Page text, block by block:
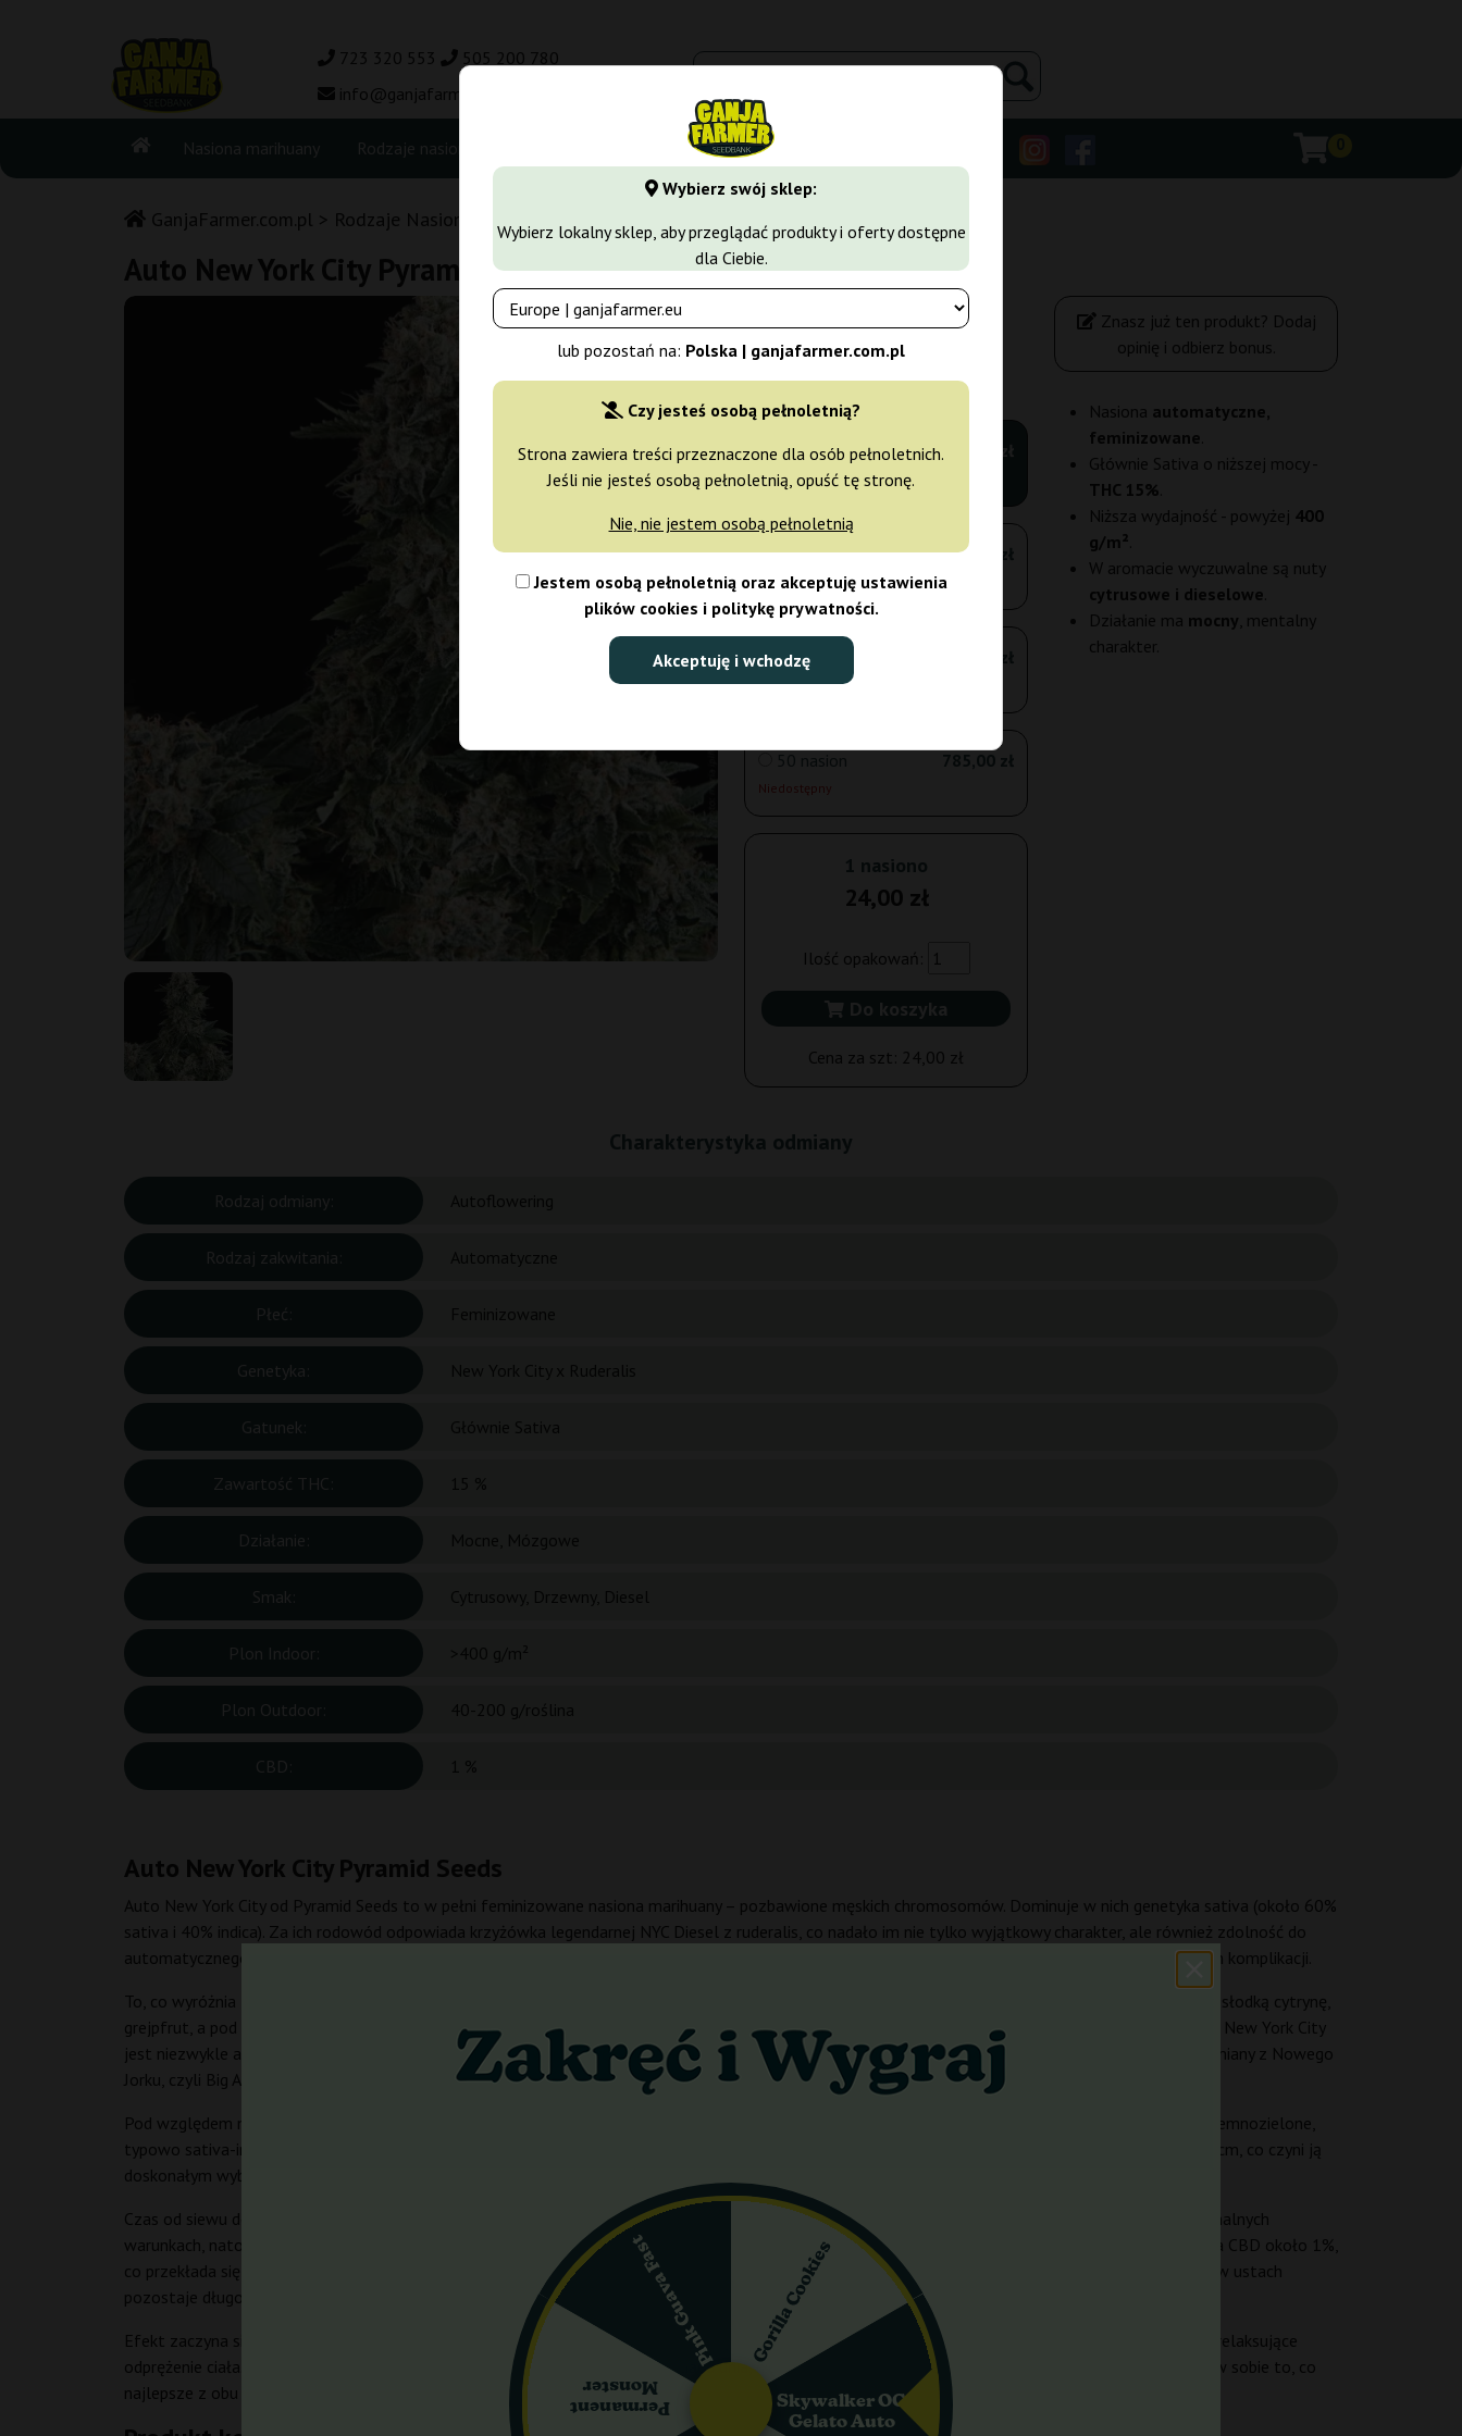
Wybierz swój sklep:
Wybierz lokalny sklep, aby przeglądać produkty i oferty dostępne
dla Ciebie.
lub pozostań na: Polska | ganjafarmer.com.pl
Czy jesteś osobą pełnoletnią?
Strona zawiera treści przeznaczone dla osób pełnoletnich.
Jeśli nie jesteś osobą pełnoletnią, opuść tę stronę.
Nie, nie jestem osobą pełnoletnią
Jestem osobą pełnoletnią oraz akceptuję ustawienia
plików cookies i politykę prywatności.
Akceptuję i wchodzę
723 320 553
505 200 780
info@ganjafarmer.com.pl
Nasiona marihuany Rodzaje nasion Odmiany marihuany
GanjaFarmer.com.pl Rodzaje Nasion Marihuany Auto New York City
Auto New York City Pyramid Seeds
Pyramid Seeds
1 nasiono
Wysyłka 3-7 dni
24,00 zł
3 nasiona
Wysyłka 3-7 dni
59,00 zł
5 nasion
Wysyłka 3-7 dni
98,00 zł
50 nasion
Niedostępny
785,00 zł
1 nasiono
24,00 zł
Ilość opakowań:
Do koszyka
Cena za szt: 24,00 zł
Znasz już ten produkt? Dodaj
opinię i odbierz bonus.
Nasiona automatyczne,
feminizowane
Głównie Sativa o niższej mocy -
THC 15%
Niższa wydajność - powyżej 400
g/m²
W aromacie wyczuwalne są nuty
cytrusowe i dieselowe
Działanie ma mocny , mentalny
charakter.
Charakterystyka odmiany
Rodzaj odmiany:
Rodzaj zakwitania:
Płeć:
Genetyka:
Gatunek:
Zawartość THC:
Działanie:
Smak:
Plon Indoor:
Plon Outdoor:
CBD:
Auto New York City Pyramid Seeds
Auto New York City od Pyramid Seeds to w pełni feminizowane nasiona marihuany – pozbawione męskich chromosomów. Dominuje w nich genetyka sativa (około 60%
sativa i 40% indica). Za ich rodowód odpowiada krzyżówka legendarnej NYC Diesel z ruderalis, co nadało im nie tylko wyjątkowy charakter, ale również zdolność do
automatycznego kwitnienia niezależnie od cyklu świetlnego. To sprawia, że jest to szczep idealny dla tych, którzy chcą uprawiać cannabis bez zbędnych komplikacji.
To, co wyróżnia tę odmianę spośród innych autoflower, to przede wszystkim jej intensywny, wielowymiarowy profil aromatyczny. Można w nim wyczuć słodką cytrynę,
grejpfrut, a pod spodem ostrą, paliwową nutę, która jest znakiem rozpoznawczym Diesel, oraz delikatne tony drzewne. Ta mieszanka sprawia, że Auto New York City
jest niezwykle atrakcyjna dla koneserów poszukujących wyrazistych, niebanalnych doznań smakowych. Nutą cytrusów i diesla przypomina kultowe odmiany z Nowego
Jorku, czyli Big Apple.
Pod względem morfologii rośliny charakteryzują się zwartym, krzaczastym pokrojem z silnym centralnym topem i krótkimi międzywęźlami. Liście są ciemnozielone,
typowo sativa-indica, a kwiaty formują się w gęste, zbite struktury pokryte obfitą warstwą żywicy. W uprawie indoor wysokość waha się od 60 do 100 cm, co czyni ją
doskonałym wyborem do małych boxów i grow tentów. W outdoor rośliny są nieco wyższe, osiągając maksymalnie 120 cm.
Czas od siewu do zbioru wynosi około 70–80 dni, co pozwala na uzyskanie nawet 2–3 cykli w sezonie. Plony indoor sięgają 400–500 g/m² przy optymalnych
warunkach, natomiast outdoor z jednej rośliny można zebrać około 40–200 g. Zawartość THC wynosi około 15% w zależności od warunków uprawy, a CBD około 1%,
co przekłada się na mocne, mózgowe działanie. Smak i zapach podczas palenia są intensywnie cytrusowo-dieslowskie, z nutą skunka, ziemi i drewna, a w ustach
pozostaje długo utrzymujący się posmak słodkich owoców.
Efekt zaczyna się od energetycznego, euforycznego przypływu, który sprzyja kreatywności i rozmowom, a po około godzinie przechodzi w przyjemne, relaksujące
odprężenie ciała. Dzięki temu Auto New York City doskonale sprawdza się w ciągu dnia, nie powodując nadmiernego otępienia. To odmiana, która łączy w sobie to, co
najlepsze z obu światów – pobudza umysł i odpręża mięśnie.
Gorilla Cookies
Skywalker OG
Gelato Auto
Permanent
Monster
Pink Guava Fast